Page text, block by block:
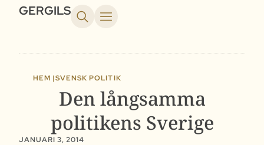
GERGILS
HEM |SVENSK POLITIK
Den långsamma
politikens Sverige
JANUARI 3, 2014